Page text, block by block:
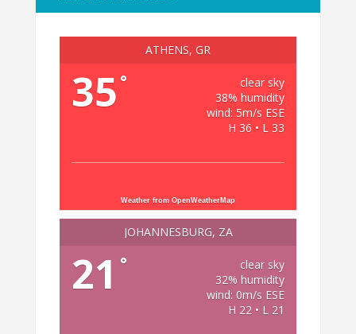
ATHENS, GR
35 °
clear sky
38% humidity
wind: 5m/s ESE
H 36 • L 33
Weather from OpenWeatherMap
JOHANNESBURG, ZA
21 °
clear sky
32% humidity
wind: 0m/s ESE
H 22 • L 21